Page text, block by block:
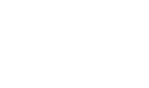
di un abbonamento
a meno che non annulli il
di fatturazione, il Periodo
automaticamente alla data
dispone di un servizio o di un
Periodo del servizio durerà